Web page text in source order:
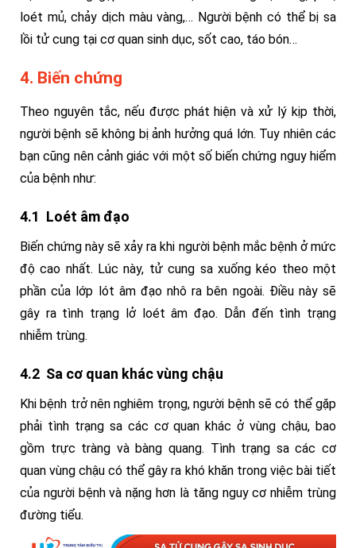
loét mủ, chảy dịch màu vàng,… Người bệnh có thể bị sa
lồi tử cung tại cơ quan sinh dục, sốt cao, táo bón…
4. Biến chứng
Theo nguyên tắc, nếu được phát hiện và xử lý kịp thời,
người bệnh sẽ không bị ảnh hưởng quá lớn. Tuy nhiên các
bạn cũng nên cảnh giác với một số biến chứng nguy hiểm
của bệnh như:
4.1 Loét âm đạo
Biến chứng này sẽ xảy ra khi người bệnh mắc bệnh ở mức
độ cao nhất. Lúc này, tử cung sa xuống kéo theo một
phần của lớp lót âm đạo nhô ra bên ngoài. Điều này sẽ
gây ra tình trạng lở loét âm đạo. Dẫn đến tình trạng
nhiễm trùng.
4.2 Sa cơ quan khác vùng chậu
Khi bệnh trở nên nghiêm trọng, người bệnh sẽ có thể gặp
phải tình trạng sa các cơ quan khác ở vùng chậu, bao
gồm trực tràng và bàng quang. Tình trạng sa các cơ
quan vùng chậu có thể gây ra khó khăn trong việc bài tiết
của người bệnh và nặng hơn là tăng nguy cơ nhiễm trùng
đường tiểu.